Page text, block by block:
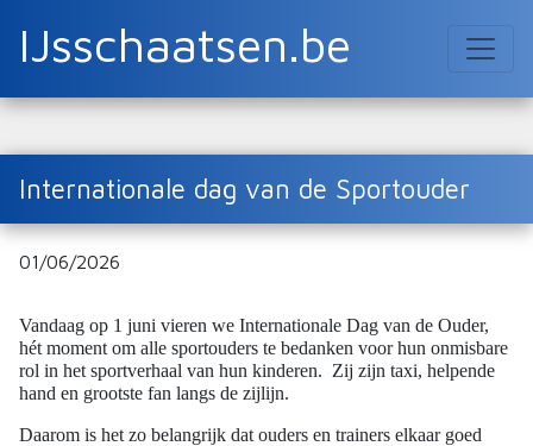
IJsschaatsen.be
Internationale dag van de Sportouder
01/06/2026
Vandaag op 1 juni vieren we Internationale Dag van de Ouder,
hét moment om alle sportouders te bedanken voor hun onmisbare
rol in het sportverhaal van hun kinderen. Zij zijn taxi, helpende
hand en grootste fan langs de zijlijn.
Daarom is het zo belangrijk dat ouders en trainers elkaar goed